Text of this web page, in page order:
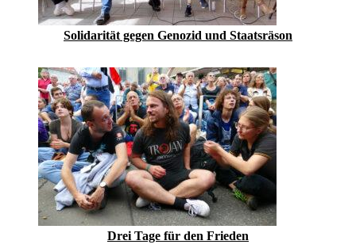
Solidarität gegen Genozid und Staatsräson
Drei Tage für den Frieden